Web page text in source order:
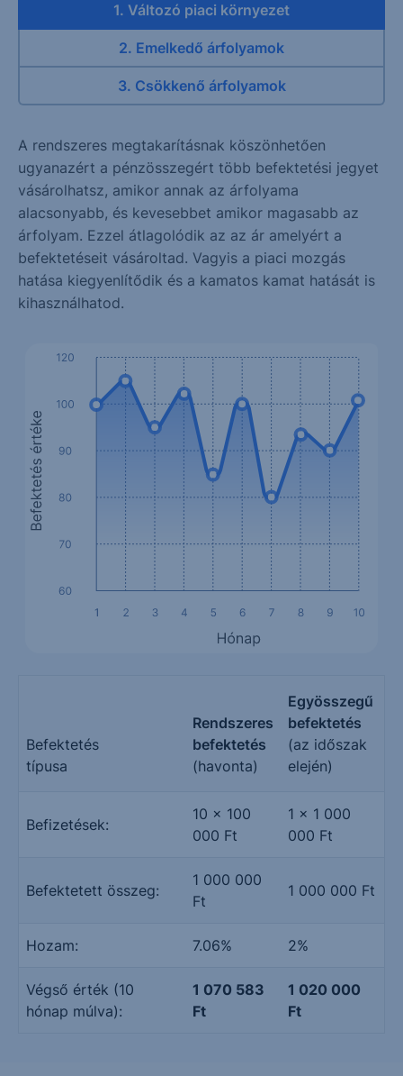
1. Változó piaci környezet
2. Emelkedő árfolyamok
3. Csökkenő árfolyamok
A rendszeres megtakarításnak köszönhetően
ugyanazért a pénzösszegért több befektetési jegyet
vásárolhatsz, amikor annak az árfolyama
alacsonyabb, és kevesebbet amikor magasabb az
árfolyam. Ezzel átlagolódik az az ár amelyért a
befektetéseit vásároltad. Vagyis a piaci mozgás
hatása kiegyenlítődik és a kamatos kamat hatását is
kihasználhatod.
Befektetés
típusa
Rendszeres
befektetés
(havonta)
Egyösszegű
befektetés
(az időszak
elején)
Befizetések:
10 × 100
000 Ft
1 × 1 000
000 Ft
Befektetett összeg:
1 000 000
Ft
1 000 000 Ft
Hozam: 7.06% 2%
Végső érték (10
hónap múlva):
1 070 583
Ft
1 020 000
Ft